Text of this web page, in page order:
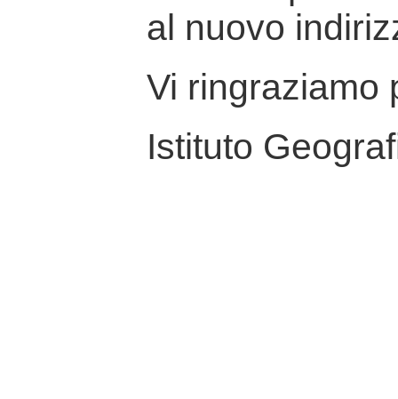
al nuovo
Vi ringraziamo
Istituto